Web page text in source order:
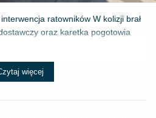
ratowników W kolizji brał
oraz karetka pogotowia
więcej